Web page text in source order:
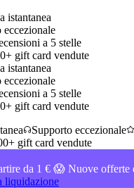
istantanea
eccezionale
a 5 stelle
gift card vendute
istantanea
eccezionale
a 5 stelle
gift card vendute
Supporto eccezionale
gift card vendute
da 1 € 😱 Nuove offerte
liquidazione